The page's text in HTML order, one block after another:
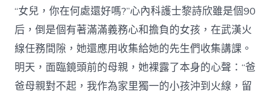
“女兒，你在何處還好嗎?”心內科護士黎詩欣雖是個90
后，倒是個有著滿滿義務心和擔負的女孩，在武漢火
線任務間隙，她還應用收集給她的先生們收集講課。
明天，面臨鏡頭前的母親，她裸露了本身的心聲：“爸
爸母親對不起，我作為家里獨一的小孩沖到火線，留